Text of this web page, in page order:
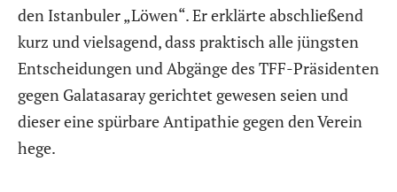
den Istanbuler „Löwen“. Er erklärte abschließend
kurz und vielsagend, dass praktisch alle jüngsten
Entscheidungen und Abgänge des TFF-Präsidenten
gegen Galatasaray gerichtet gewesen seien und
dieser eine spürbare Antipathie gegen den Verein
hege.